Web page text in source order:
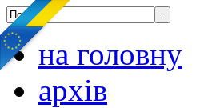
на головну
архів